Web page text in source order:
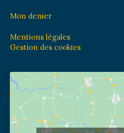
Mon denier
Mentions légales
Gestion des cookies